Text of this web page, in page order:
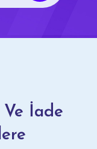
Ve İade